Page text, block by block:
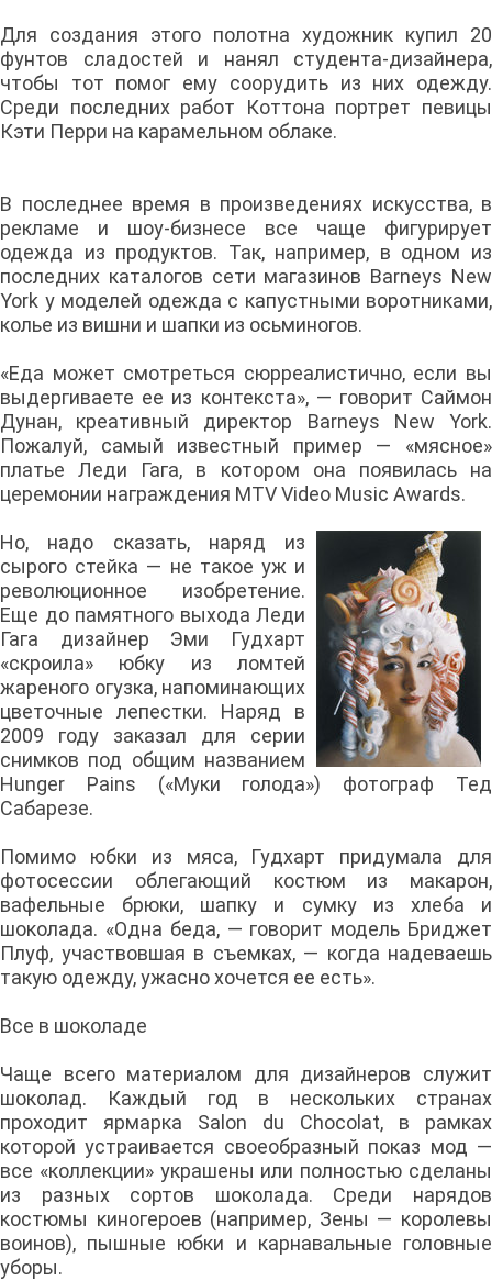
Для создания этого полотна художник купил 20
фунтов сладостей и нанял студента-дизайнера,
чтобы тот помог ему соорудить из них одежду.
Среди последних работ Коттона портрет певицы
Кэти Перри на карамельном облаке.
В последнее время в произведениях искусства, в
рекламе и шоу-бизнесе все чаще фигурирует
одежда из продуктов. Так, например, в одном из
последних каталогов сети магазинов Barneys New
York у моделей одежда с капустными воротниками,
колье из вишни и шапки из осьминогов.
«Еда может смотреться сюрреалистично, если вы
выдергиваете ее из контекста», — говорит Саймон
Дунан, креативный директор Barneys New York.
Пожалуй, самый известный пример — «мясное»
платье Леди Гага, в котором она появилась на
церемонии награждения MTV Video Music Awards.
Но, надо сказать, наряд из
сырого стейка — не такое уж и
революционное изобретение.
Еще до памятного выхода Леди
Гага дизайнер Эми Гудхарт
«скроила» юбку из ломтей
жареного огузка, напоминающих
цветочные лепестки. Наряд в
2009 году заказал для серии
снимков под общим названием
Hunger Pains («Муки голода») фотограф Тед
Сабарезе.
Помимо юбки из мяса, Гудхарт придумала для
фотосессии облегающий костюм из макарон,
вафельные брюки, шапку и сумку из хлеба и
шоколада. «Одна беда, — говорит модель Бриджет
Плуф, участвовшая в съемках, — когда надеваешь
такую одежду, ужасно хочется ее есть».
Все в шоколаде
Чаще всего материалом для дизайнеров служит
шоколад. Каждый год в нескольких странах
проходит ярмарка Salon du Chocolat, в рамках
которой устраивается своеобразный показ мод —
все «коллекции» украшены или полностью сделаны
из разных сортов шоколада. Среди нарядов
костюмы киногероев (например, Зены — королевы
воинов), пышные юбки и карнавальные головные
уборы.